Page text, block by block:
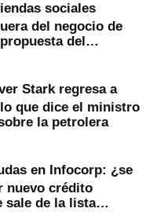
sociales
del negocio de
del
Stark regresa a
que dice el ministro
la petrolera
en Infocorp: ¿se
nuevo crédito
sale de la lista